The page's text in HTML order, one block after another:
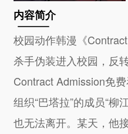
内容简介
校园动作韩漫《
杀手伪装进入校园，反
Contract Admission免
组织“巴塔拉”的成员“柳
也无法离开。某天，他